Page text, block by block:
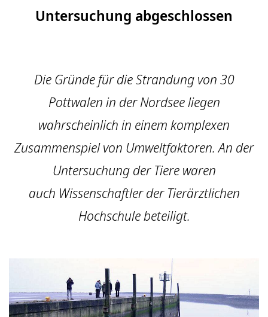
Untersuchung abgeschlossen
Die Gründe für die Strandung von 30
Pottwalen in der Nordsee liegen
wahrscheinlich in einem komplexen
Zusammenspiel von Umweltfaktoren. An der
Untersuchung der Tiere waren
auch Wissenschaftler der Tierärztlichen
Hochschule beteiligt.